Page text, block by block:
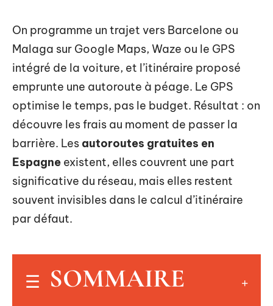
On programme un trajet vers Barcelone ou
Malaga sur Google Maps, Waze ou le GPS
intégré de la voiture, et l’itinéraire proposé
emprunte une autoroute à péage. Le GPS
optimise le temps, pas le budget. Résultat : on
découvre les frais au moment de passer la
barrière. Les autoroutes gratuites en
Espagne existent, elles couvrent une part
significative du réseau, mais elles restent
souvent invisibles dans le calcul d’itinéraire
par défaut.
SOMMAIRE